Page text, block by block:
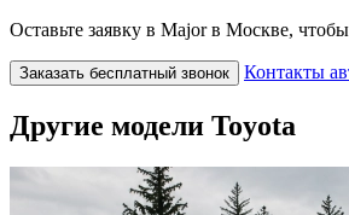
Оставьте заявку в Major в Москве,
Заказать бесплатный звонок Контакты
Другие модели Toyota